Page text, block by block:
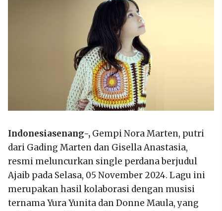
Indonesiasenang-, Gempi Nora Marten, putri
dari Gading Marten dan Gisella Anastasia,
resmi meluncurkan single perdana berjudul
Ajaib pada Selasa, 05 November 2024. Lagu ini
merupakan hasil kolaborasi dengan musisi
ternama Yura Yunita dan Donne Maula, yang